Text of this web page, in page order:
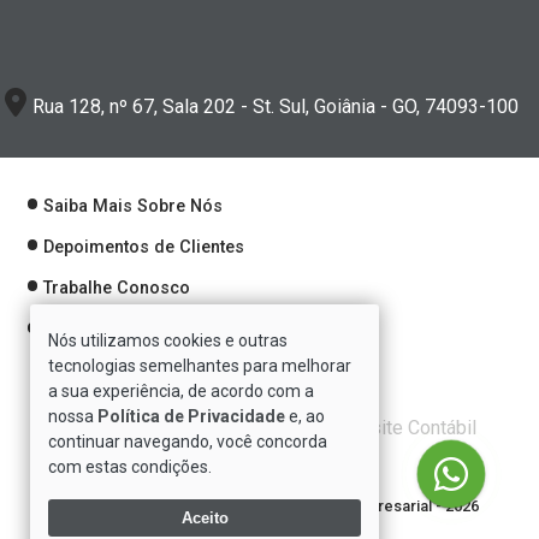
Rua 128, nº 67, Sala 202 - St. Sul, Goiânia - GO, 74093-100
Saiba Mais Sobre Nós
Depoimentos de Clientes
Trabalhe Conosco
Política de Privacidade
Verificada por
Direitos reservados à Se7e Consultoria Empresarial - 2026
Nós utilizamos cookies e outras
tecnologias semelhantes para melhorar
a sua experiência, de acordo com a
nossa Política de Privacidadee, ao
continuar navegando, você concorda
com estas condições.
Aceito